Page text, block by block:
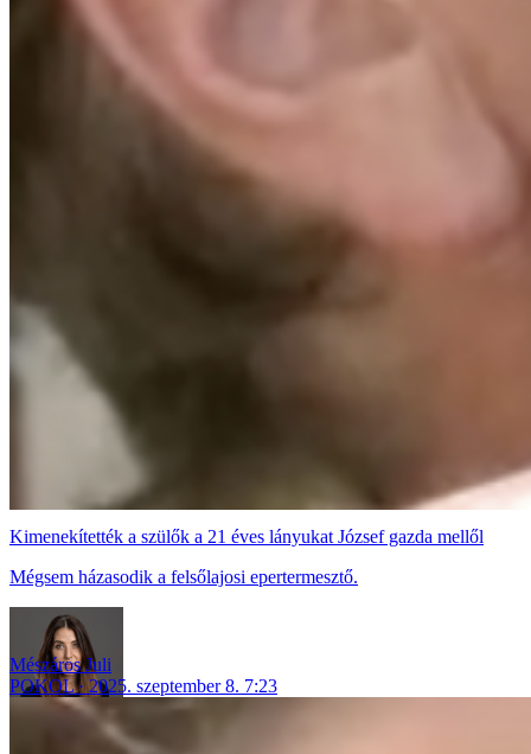
Kimenekítették a szülők a 21 éves lányukat József gazda mellől
Mégsem házasodik a felsőlajosi epertermesztő.
Mészáros Juli
POKOL
2025. szeptember 8. 7:23